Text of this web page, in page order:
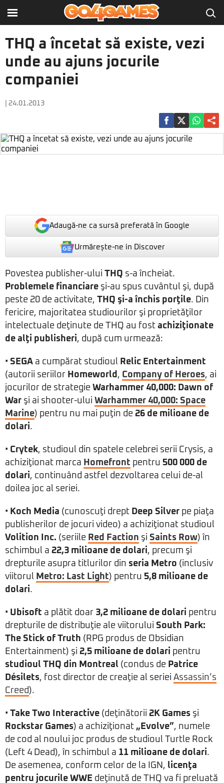
THQ a încetat să existe, vezi
unde au ajuns jocurile
companiei
| 24.01.2013
Adaugă-ne ca sursă preferată în Google
Urmărește-ne in Discover
Povestea publisher-ului THQ s-a încheiat.
Problemele financiare şi-au spus cuvântul şi, după
peste 20 de activitate, THQ şi-a închis porţile. Din
fericire, majoritatea studiourilor şi proprietăţilor
intelectuale deţinute de THQ au fost achiziţionate
de alţi publisheri, după cum urmează:
• SEGA a cumpărat studioul Relic Entertainment
(autorii seriilor Homeworld , Company of Heroes, ai
jocurilor de strategie Warhammer 40,000: Dawn of
War şi ai shooter-ului Warhammer 40,000: Space
Marine) pentru nu mai puţin de 26 de milioane de
dolari.
• Crytek, studioul din spatele celebrei serii Crysis, a
achiziţionat marca Homefront pentru 500 000 de
dolari, continuând astfel dezvoltarea celui de-al
doilea joc al seriei.
• Koch Media (cunoscuţi drept Deep Silver pe piaţa
publisherilor de jocuri video) a achiziţionat studioul
Volition Inc. (seriile Red Faction şi Saints Row) în
schimbul a 22,3 milioane de dolari, precum şi
drepturile asupra titlurilor din seria Metro (inclusiv
viitorul Metro: Last Light) pentru 5,8 milioane de
dolari.
• Ubisoft a plătit doar 3,2 milioane de dolari pentru
drepturile de distribuţie ale viitorului South Park:
The Stick of Truth (RPG produs de Obsidian
Entertainment) şi 2,5 milioane de dolari pentru
studioul THQ din Montreal (condus de Patrice
Désilets, fost director de creaţie al seriei Assassin’s
Creed).
• Take Two Interactive (deţinătorii 2K Games şi
Rockstar Games) a achiziţionat „Evolve”, numele
de cod al noului joc produs de studioul Turtle Rock
(Left 4 Dead), în schimbul a 11 milioane de dolari.
De asemenea, conform celor de la IGN, licenţa
pentru jocurile WWE deţinută de THQ va fi preluată